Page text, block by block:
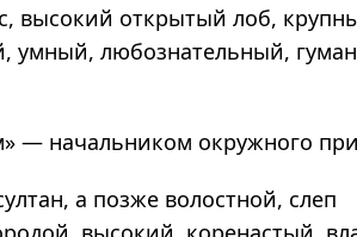
высо­кий откры­тый лоб,
умный, любо­зна­тель­ный,
— начальником окружного
а позже волост­ной, слеп